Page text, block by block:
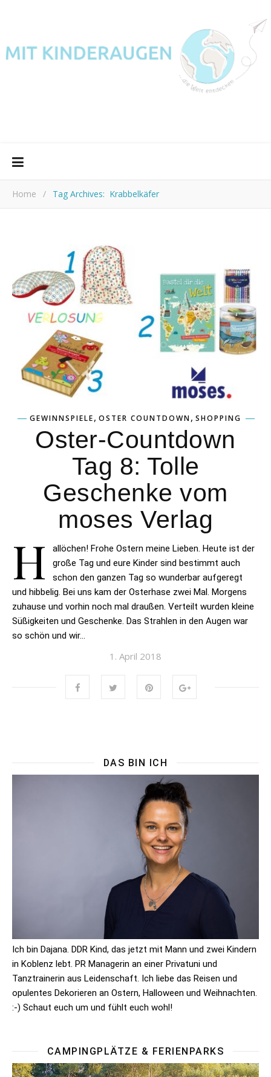
Home / Tag Archives: Krabbelkäfer
GEWINNSPIELE, OSTER COUNTDOWN, SHOPPING
Oster-Countdown
Tag 8: Tolle
Geschenke vom
moses Verlag
H
allöchen! Frohe Ostern meine Lieben. Heute ist der
große Tag und eure Kinder sind bestimmt auch
schon den ganzen Tag so wunderbar aufgeregt
und hibbelig. Bei uns kam der Osterhase zwei Mal. Morgens
zuhause und vorhin noch mal draußen. Verteilt wurden kleine
Süßigkeiten und Geschenke. Das Strahlen in den Augen war
so schön und wir…
1. April 2018
DAS BIN ICH
Ich bin Dajana. DDR Kind, das jetzt mit Mann und zwei Kindern
in Koblenz lebt. PR Managerin an einer Privatuni und
Tanztrainerin aus Leidenschaft. Ich liebe das Reisen und
opulentes Dekorieren an Ostern, Halloween und Weihnachten.
:-) Schaut euch um und fühlt euch wohl!
CAMPINGPLÄTZE & FERIENPARKS